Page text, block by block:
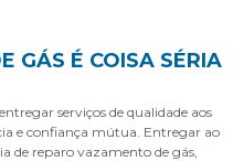
GÁS É COISA SÉRIA
serviços de qualidade aos
e confiança mútua. Entregar ao
de reparo vazamento de gás,